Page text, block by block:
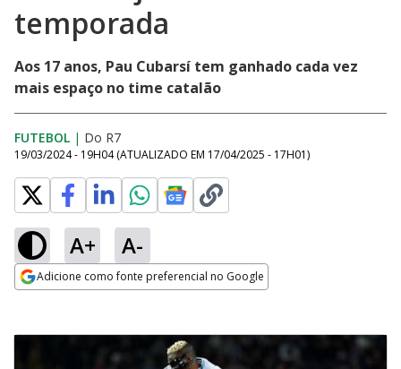
temporada
Aos 17 anos, Pau Cubarsí tem ganhado cada vez
mais espaço no time catalão
FUTEBOL | Do R7
19/03/2024 - 19H04 (ATUALIZADO EM 17/04/2025 - 17H01)
A+ A-
Adicione como fonte preferencial no Google